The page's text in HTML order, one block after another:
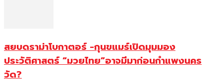
สยบดราม่าโบกาตอร์ -กุนขแมร์เปิดมุมมอง
ประวัติศาสตร์ “มวยไทย”อาจมีมาก่อนกำแพงนคร
วัด?